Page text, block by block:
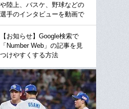
や陸上、バスケ、野球などの
選手のインタビューを動画で
【お知らせ】Google検索で
「Number Web」の記事を見
つけやすくする方法